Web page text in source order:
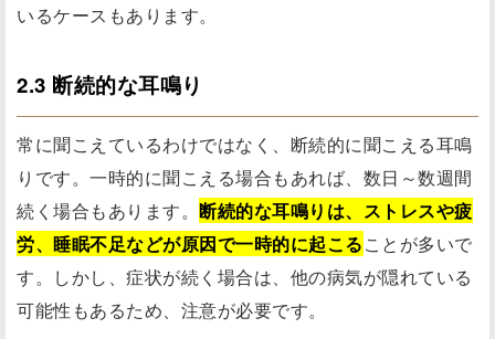
いるケースもあります。
2.3 断続的な耳鳴り
常に聞こえているわけではなく、断続的に聞こえる耳鳴
りです。一時的に聞こえる場合もあれば、数日～数週間
続く場合もあります。 断続的な耳鳴りは、ストレスや疲
労、睡眠不足などが原因で一時的に起こることが多いで
す。しかし、症状が続く場合は、他の病気が隠れている
可能性もあるため、注意が必要です。